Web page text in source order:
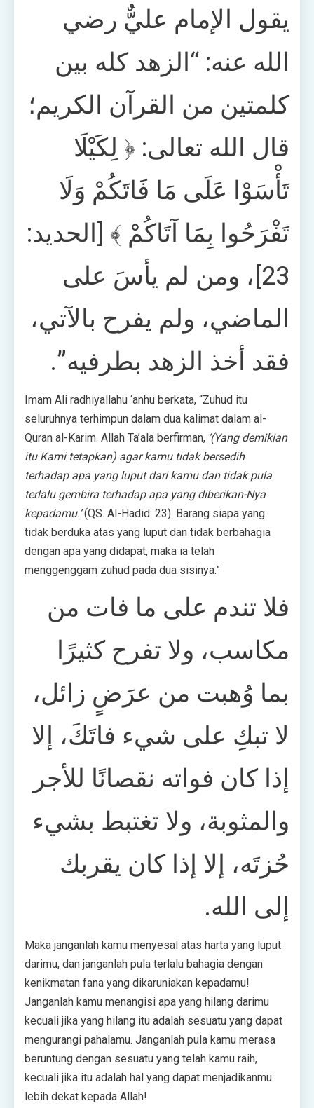
يقول الإمام عليٌّ رضي
الله عنه: “الزهد كله بين
كلمتين من القرآن الكريم؛
قال الله تعالى: ﴿ لِكَيْلَا
تَأْسَوْا عَلَى مَا فَاتَكُمْ وَلَا
تَفْرَحُوا بِمَا آتَاكُمْ ﴾ [الحديد:
23]، ومن لم يأسَ على
الماضي، ولم يفرح بالآتي،
فقد أخذ الزهد بطرفيه”.
Imam Ali radhiyallahu ‘anhu berkata, “Zuhud itu
seluruhnya terhimpun dalam dua kalimat dalam al-
Quran al-Karim. Allah Ta’ala berfirman, ‘(Yang demikian
itu Kami tetapkan) agar kamu tidak bersedih
terhadap apa yang luput dari kamu dan tidak pula
terlalu gembira terhadap apa yang diberikan-Nya
kepadamu.’(QS. Al-Hadid: 23). Barang siapa yang
tidak berduka atas yang luput dan tidak berbahagia
dengan apa yang didapat, maka ia telah
menggenggam zuhud pada dua sisinya.”
فلا تندم على ما فات من
مكاسب، ولا تفرح كثيرًا
بما وُهبت من عرَضٍ زائل،
لا تبكِ على شيء فاتَكَ، إلا
إذا كان فواته نقصانًا للأجر
والمثوبة، ولا تغتبط بشيء
حُزتَه، إلا إذا كان يقربك
إلى الله.
Maka janganlah kamu menyesal atas harta yang luput
darimu, dan janganlah pula terlalu bahagia dengan
kenikmatan fana yang dikaruniakan kepadamu!
Janganlah kamu menangisi apa yang hilang darimu
kecuali jika yang hilang itu adalah sesuatu yang dapat
mengurangi pahalamu. Janganlah pula kamu merasa
beruntung dengan sesuatu yang telah kamu raih,
kecuali jika itu adalah hal yang dapat menjadikanmu
lebih dekat kepada Allah!